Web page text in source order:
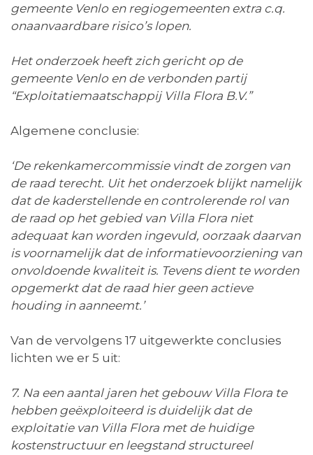
gemeente Venlo en regiogemeenten extra c.q.
onaanvaardbare risico’s lopen.
Het onderzoek heeft zich gericht op de
gemeente Venlo en de verbonden partij
“Exploitatiemaatschappij Villa Flora B.V.”
Algemene conclusie:
‘De rekenkamercommissie vindt de zorgen van
de raad terecht. Uit het onderzoek blijkt namelijk
dat de kaderstellende en controlerende rol van
de raad op het gebied van Villa Flora niet
adequaat kan worden ingevuld, oorzaak daarvan
is voornamelijk dat de informatievoorziening van
onvoldoende kwaliteit is. Tevens dient te worden
opgemerkt dat de raad hier geen actieve
houding in aanneemt.’
Van de vervolgens 17 uitgewerkte conclusies
lichten we er 5 uit:
7. Na een aantal jaren het gebouw Villa Flora te
hebben geëxploiteerd is duidelijk dat de
exploitatie van Villa Flora met de huidige
kostenstructuur en leegstand structureel